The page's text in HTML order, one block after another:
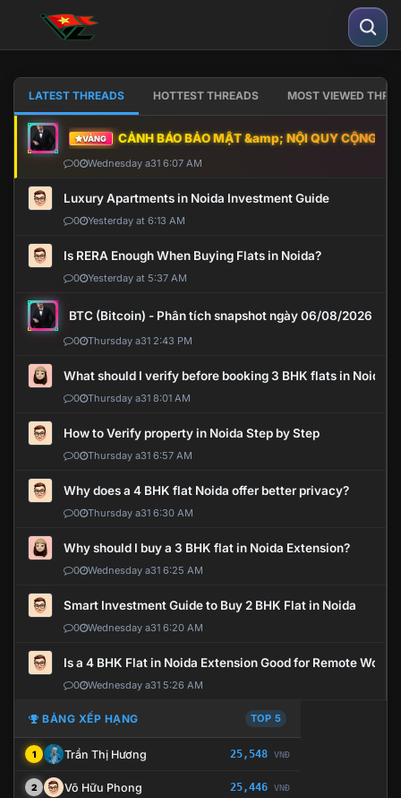
LATEST THREADS HOTTEST THREADS MOST VIEWED
VÀNG CẢNH BÁO BẢO MẬT &amp; NỘI QUY CỘNG
0 Wednesday a31 6:07 AM
Luxury Apartments in Noida Investment Guide
0 Yesterday at 6:13 AM
Is RERA Enough When Buying Flats in Noida?
0 Yesterday at 5:37 AM
BTC (Bitcoin) - Phân tích snapshot ngày 06/08/2026
0 Thursday a31 2:43 PM
What should I verify before booking 3 BHK flats in Noida?
0 Thursday a31 8:01 AM
How to Verify property in Noida Step by Step
0 Thursday a31 6:57 AM
Why does a 4 BHK flat Noida offer better privacy?
0 Thursday a31 6:30 AM
Why should I buy a 3 BHK flat in Noida Extension?
0 Wednesday a31 6:25 AM
Smart Investment Guide to Buy 2 BHK Flat in Noida
0 Wednesday a31 6:20 AM
Is a 4 BHK Flat in Noida Extension Good for Remote Work?
0 Wednesday a31 5:26 AM
BẢNG XẾP HẠNG TOP 5
1 Trần Thị Hương 25,548 VNĐ
2 Võ Hữu Phong 25,446 VNĐ